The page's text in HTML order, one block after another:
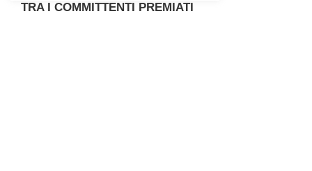
TRA I COMMITTENTI PREMIATI